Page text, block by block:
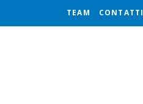
TEAM CONTATTI